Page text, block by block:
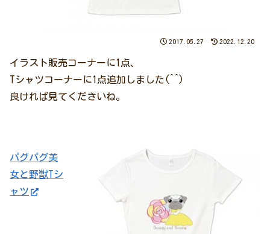
2017.05.27 2022.12.20
イラスト販売コーナーに1点、
Tシャツコーナーに1点追加しました(^^)
良ければ見てくださいね。
パグパグ美
女と野獣Tシ
ャツ